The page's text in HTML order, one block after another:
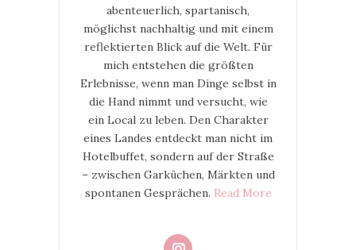
abenteuerlich, spartanisch,
möglichst nachhaltig und mit einem
reflektierten Blick auf die Welt. Für
mich entstehen die größten
Erlebnisse, wenn man Dinge selbst in
die Hand nimmt und versucht, wie
ein Local zu leben. Den Charakter
eines Landes entdeckt man nicht im
Hotelbuffet, sondern auf der Straße
– zwischen Garküchen, Märkten und
spontanen Gesprächen. Read More